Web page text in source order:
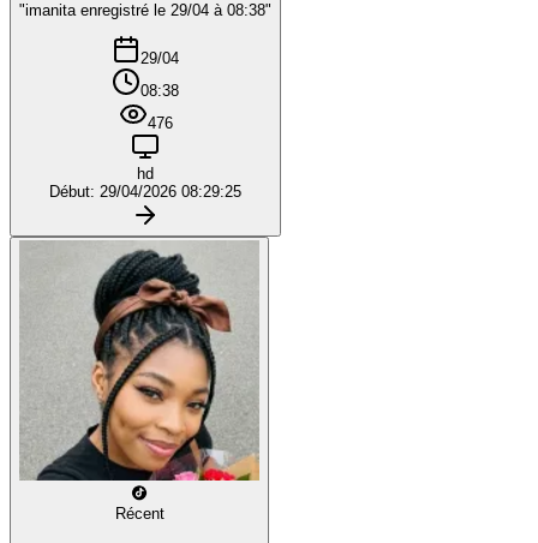
"imanita enregistré le 29/04 à 08:38"
29/04
08:38
476
hd
Début: 29/04/2026 08:29:25
Récent